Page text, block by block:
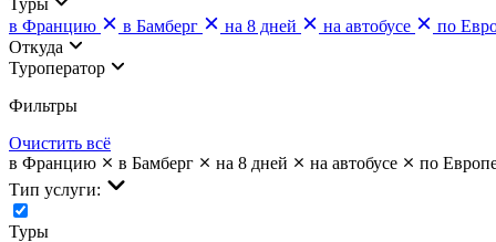
в Францию
в Бамберг на 8 дней на автобусе
по
Откуда
Туроператор
Фильтры
Очистить всё
в Францию
в Бамберг на 8 дней на автобусе
по
Тип услуги:
Туры